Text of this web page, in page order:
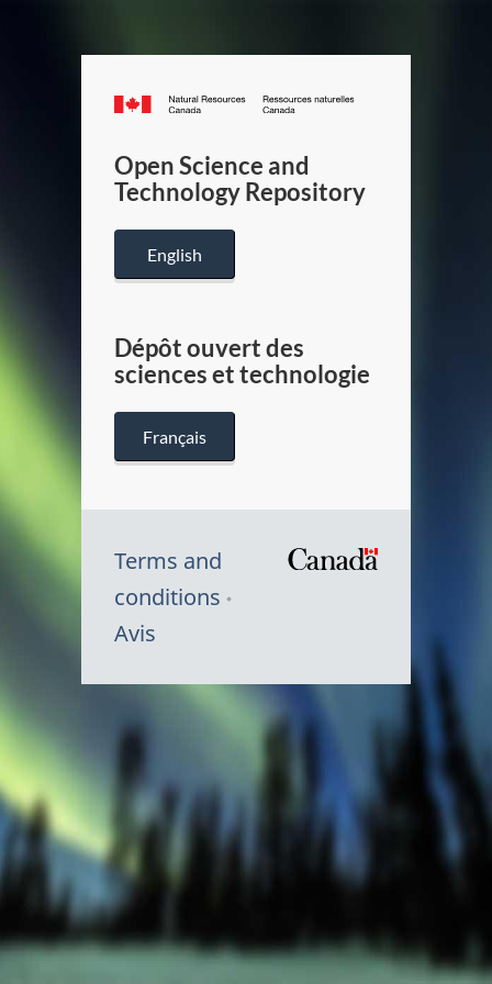
Canada.ca
/
Canada
Open Science and
Technology Repository
English
Dépôt ouvert des
sciences et technologie
Français
Terms and
conditions
Avis
Canada